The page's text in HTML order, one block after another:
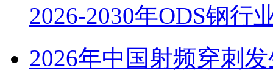
2026-2030年ODS钢行
2026年中国射频穿刺